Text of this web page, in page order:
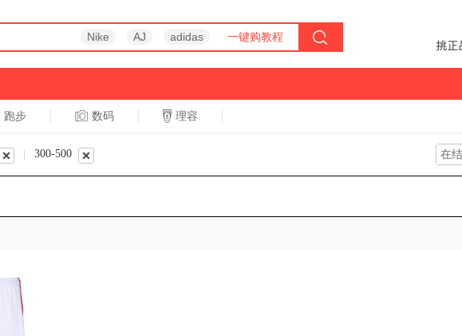
Nike AJ adidas 一键购教程
跑步 数码 理容
300-500